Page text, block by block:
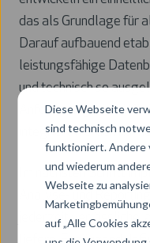
Diese Webseite
sind technisch
funktioniert. Andere
und wiederum
Webseite zu
auf „Alle Cookies
das als Grundlage für
Darauf aufbauend
leistungsfähige
und technisch so
Anforderungen und
integriert werden
Im nächsten Schritt
Analyse‑ und
jederzeit verlässliche,